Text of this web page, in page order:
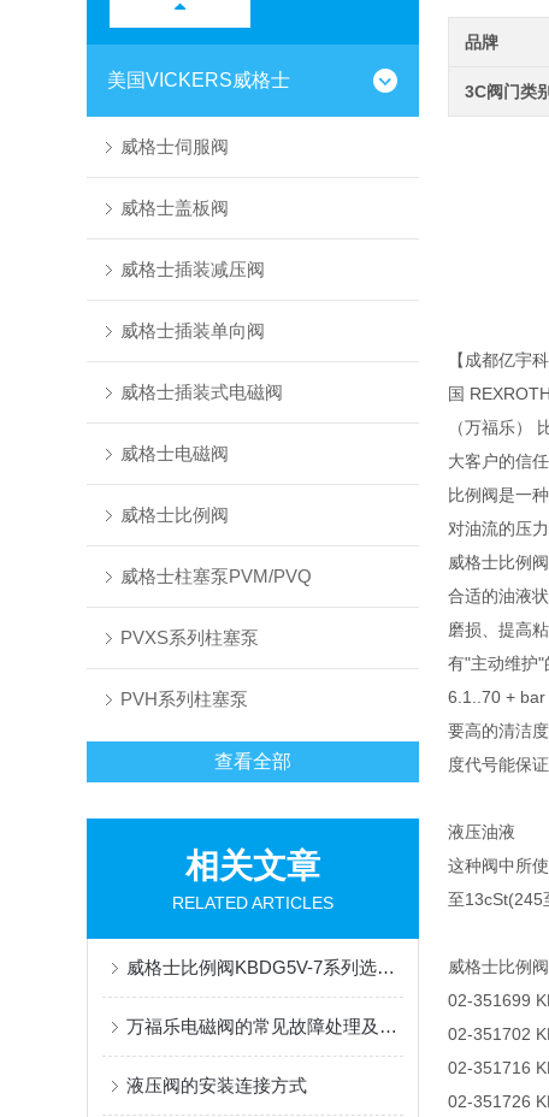
美国VICKERS威格士
威格士伺服阀
威格士盖板阀
威格士插装减压阀
威格士插装单向阀
威格士插装式电磁阀
威格士电磁阀
威格士比例阀
威格士柱塞泵PVM/PVQ
PVXS系列柱塞泵
PVH系列柱塞泵
查看全部
相关文章
RELATED ARTICLES
威格士比例阀KBDG5V-7系列选型参考
万福乐电磁阀的常见故障处理及防范
液压阀的安装连接方式
品牌
3C阀门类别
【成都亿宇
国
（万福乐）
大客户的信任
比例阀是一
对油流的压
威格士比例
合适的油液
磨损、提高
有"主动维护
6.1..70 + bar
要高的清洁
度代号能保
液压油液
这种阀中所
至13cSt(245
威格士比例
02-351699
02-351702
02-351716
02-351726